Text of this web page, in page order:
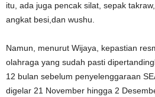
itu, ada juga pencak silat, sepak
angkat besi,dan wushu.
Namun, menurut Wijaya, kepastian
olahraga yang sudah pasti
12 bulan sebelum penyelenggaraan
digelar 21 November hingga 2